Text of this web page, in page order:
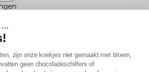
zijn onze koekjes niet gemaakt met bloem,
geen chocoladeschilfers of
verkoopsvoorwaarden